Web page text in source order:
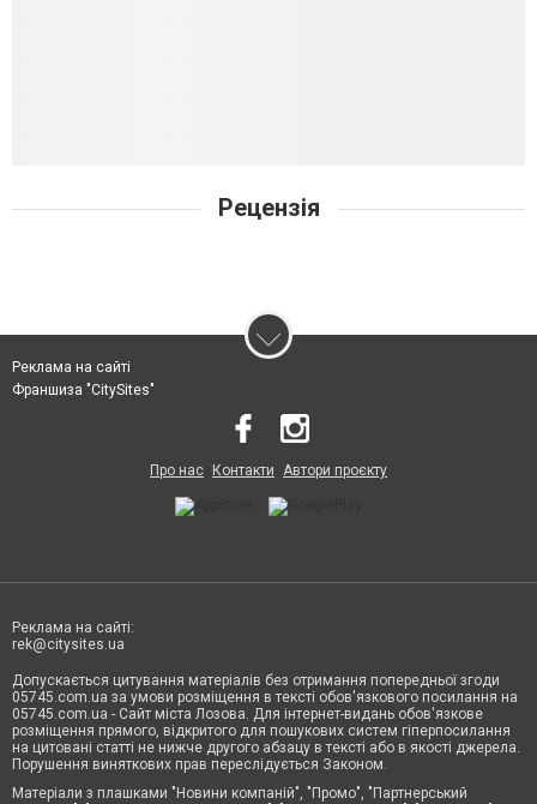
Рецензія
Реклама на сайті
Франшиза "CitySites"
Про нас Контакти Автори проєкту
Реклама на сайті:
rek@citysites.ua
Допускається цитування матеріалів без отримання попередньої згоди
05745.com.ua за умови розміщення в тексті обов'язкового посилання на
05745.com.ua - Сайт міста Лозова. Для інтернет-видань обов'язкове
розміщення прямого, відкритого для пошукових систем гіперпосилання
на цитовані статті не нижче другого абзацу в тексті або в якості джерела.
Порушення виняткових прав переслідується Законом.
Матеріали з плашками "Новини компаній", "Промо", "Партнерський